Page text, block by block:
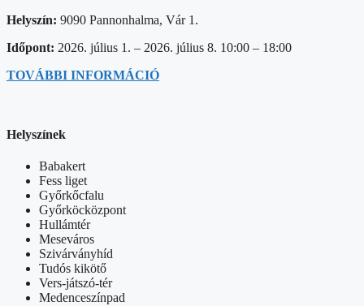
Helyszín: 9090 Pannonhalma, Vár 1.
Időpont: 2026. július 1. – 2026. július 8. 10:00 – 18:00
TOVÁBBI INFORMÁCIÓ
Helyszínek
Babakert
Fess liget
Győrkőcfalu
Győrköcközpont
Hullámtér
Meseváros
Szivárványhíd
Tudós kikötő
Vers-játszó-tér
Medenceszínpad